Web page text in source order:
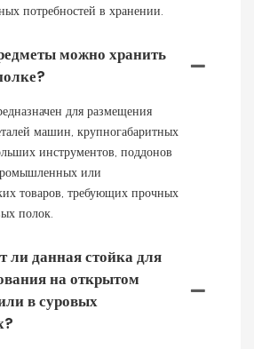
потребностей в хранении.
можно хранить
для размещения
машин, крупногабаритных
инструментов, поддонов
или
товаров, требующих прочных
полок.
ли данная стойка для
на открытом
в суровых